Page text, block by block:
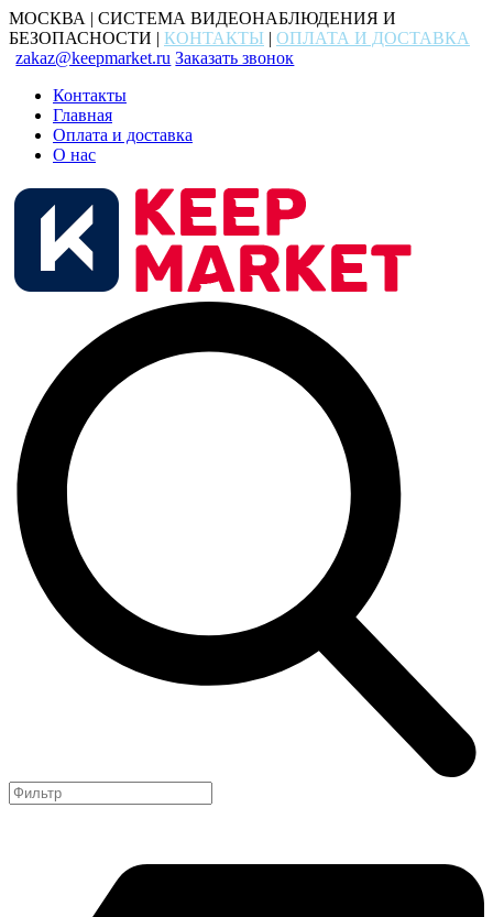
МОСКВА | СИСТЕМА ВИДЕОНАБЛЮДЕНИЯ И
БЕЗОПАСНОСТИ | КОНТАКТЫ | ОПЛАТА И ДОСТАВКА
zakaz@keepmarket.ru Заказать звонок
Контакты
Главная
Оплата и доставка
О нас